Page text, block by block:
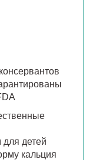
детей
кальция